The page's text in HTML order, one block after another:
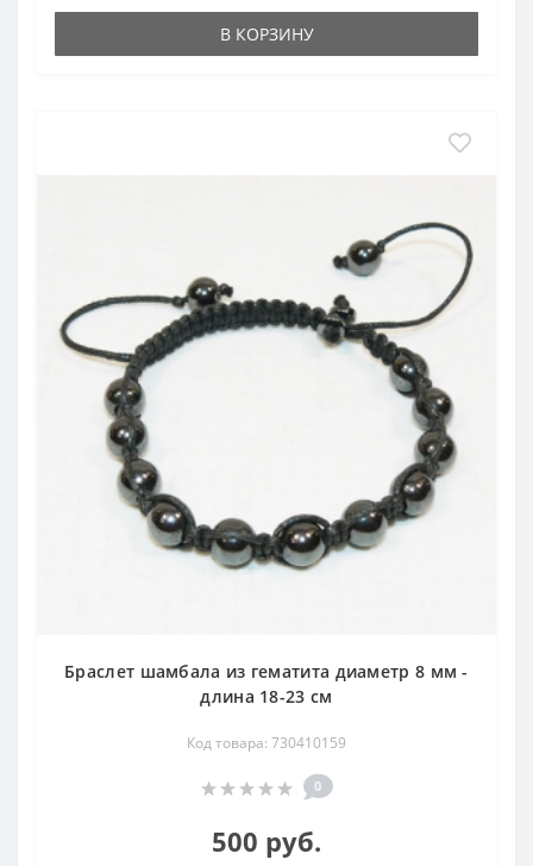
В КОРЗИНУ
Браслет шамбала из гематита диаметр 8 мм -
длина 18-23 см
Код товара: 730410159
0
500 руб.